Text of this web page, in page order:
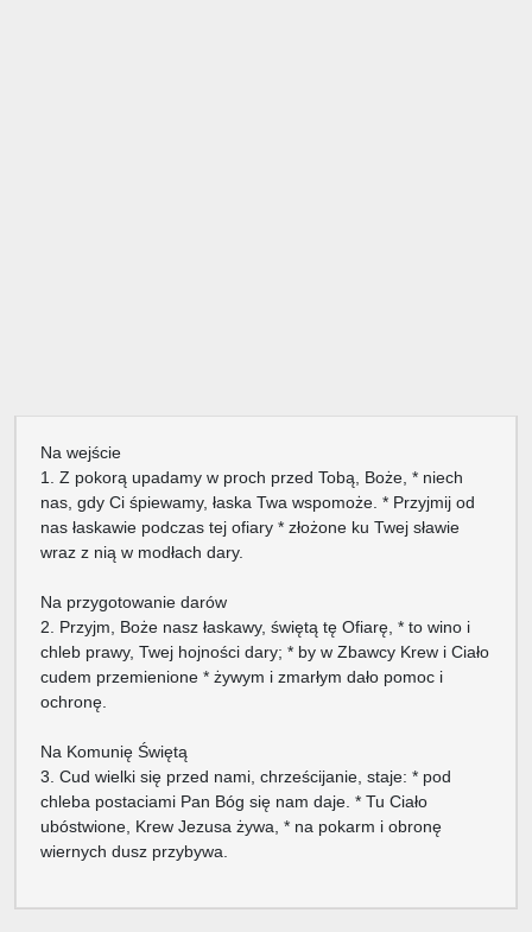
Na wejście
1. Z pokorą upadamy w proch przed Tobą, Boże, * niech
nas, gdy Ci śpiewamy, łaska Twa wspomoże. * Przyjmij od
nas łaskawie podczas tej ofiary * złożone ku Twej sławie
wraz z nią w modłach dary.
Na przygotowanie darów
2. Przyjm, Boże nasz łaskawy, świętą tę Ofiarę, * to wino i
chleb prawy, Twej hojności dary; * by w Zbawcy Krew i Ciało
cudem przemienione * żywym i zmarłym dało pomoc i
ochronę.
Na Komunię Świętą
3. Cud wielki się przed nami, chrześcijanie, staje: * pod
chleba postaciami Pan Bóg się nam daje. * Tu Ciało
ubóstwione, Krew Jezusa żywa, * na pokarm i obronę
wiernych dusz przybywa.